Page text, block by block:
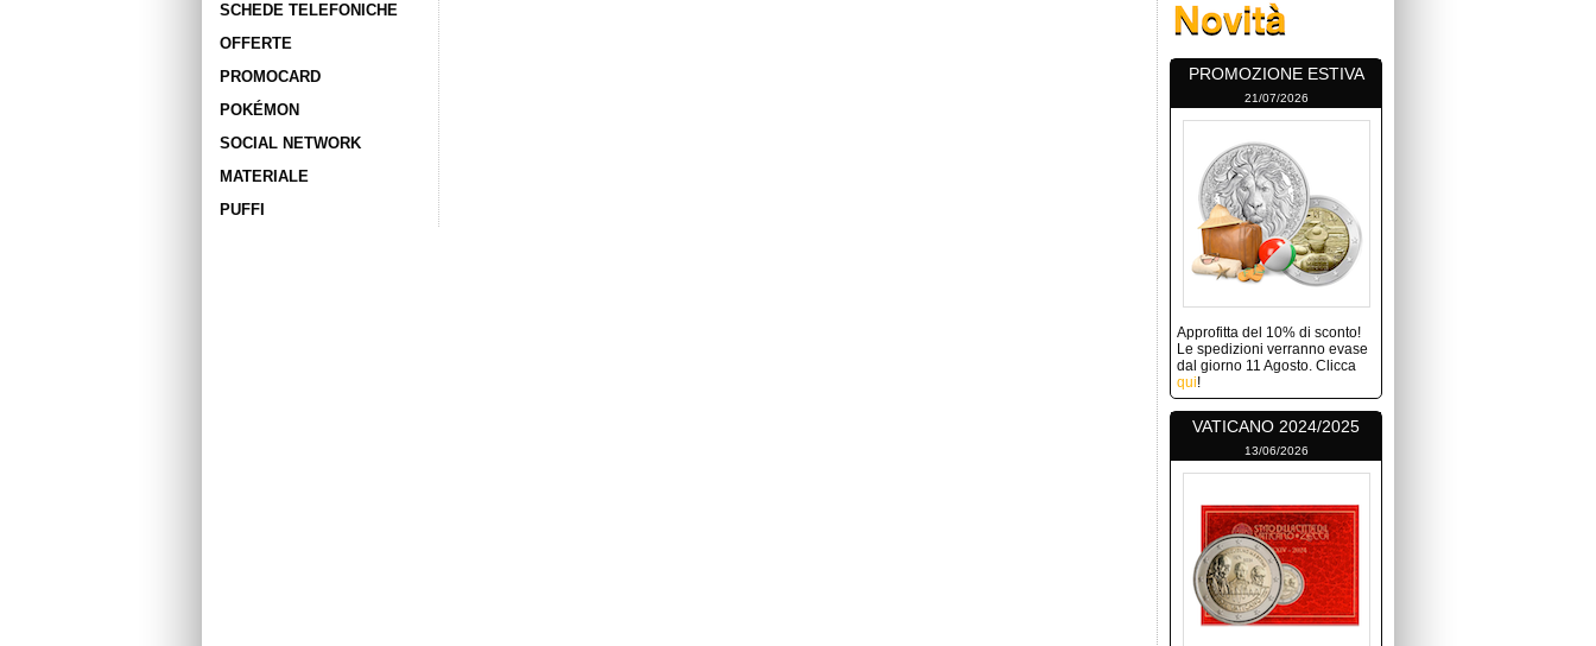
SCHEDE TELEFONICHE
OFFERTE
PROMOCARD
POKÉMON
SOCIAL NETWORK
MATERIALE
PUFFI
PROMOZIONE ESTIVA
21/07/2026
Approfitta del 10% di sconto!
Le spedizioni verranno evase
dal giorno 11 Agosto. Clicca
qui!
VATICANO 2024/2025
13/06/2026